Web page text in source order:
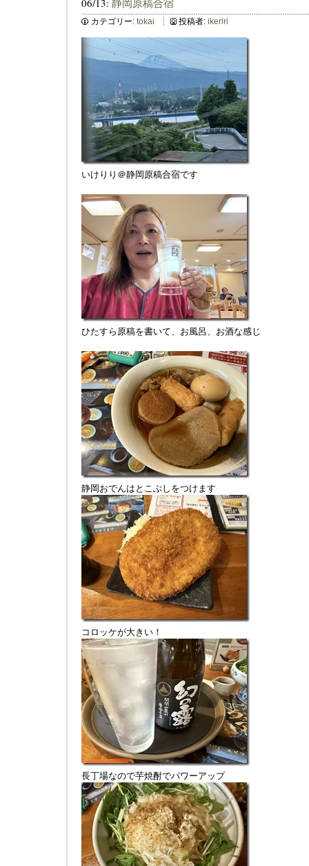
06/13: 静岡原稿合宿
カテゴリー: tokai 投稿者: ikeriri
いけりり＠静岡原稿合宿です
ひたすら原稿を書いて、お風呂、お酒な感じ
静岡おでんはとこぶしをつけます
コロッケが大きい！
長丁場なので芋焼酎でパワーアップ